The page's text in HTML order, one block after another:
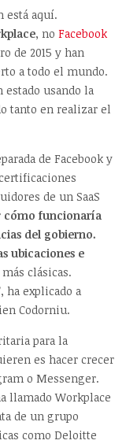
está aquí.
, noFacebook
de 2015 y han
a todo el mundo.
usando la
tanto en realizar el
de Facebook y
de un SaaS
cómo funcionaría
del gobierno.
ubicaciones e
clásicas.
ha explicado a
Codorniu.
para la
es hacer crecer
o Messenger.
llamado Workplace
de un grupo
como Deloitte